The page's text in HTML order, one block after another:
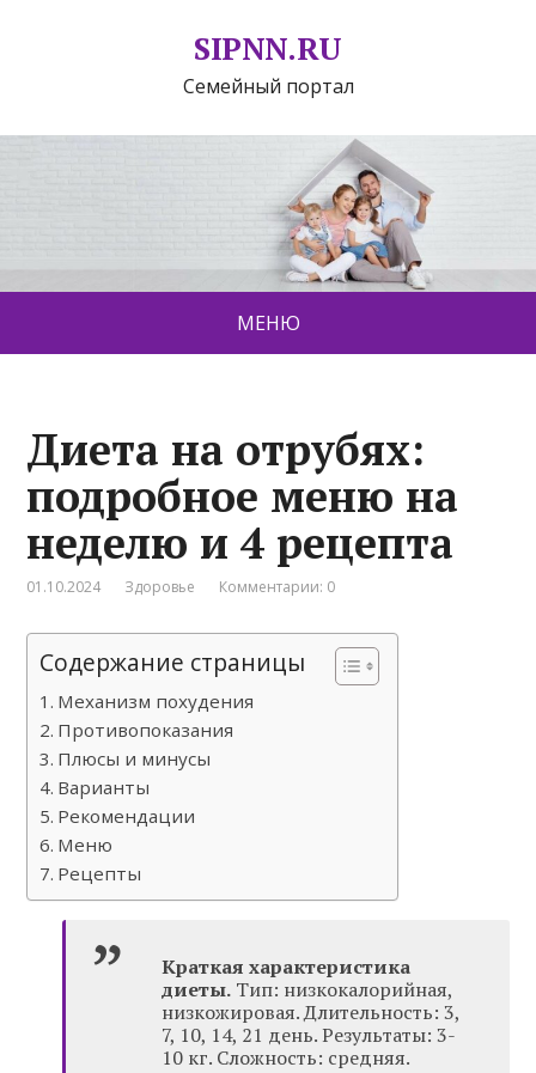
SIPNN.RU
Семейный портал
МЕНЮ
Диета на отрубях:
подробное меню на
неделю и 4 рецепта
01.10.2024 Здоровье Комментарии: 0
Содержание страницы
Механизм похудения
Противопоказания
Плюсы и минусы
Варианты
Рекомендации
Меню
Рецепты
Краткая характеристика
диеты. Тип: низкокалорийная,
низкожировая. Длительность: 3,
7, 10, 14, 21 день. Результаты: 3-
10 кг. Сложность: средняя.